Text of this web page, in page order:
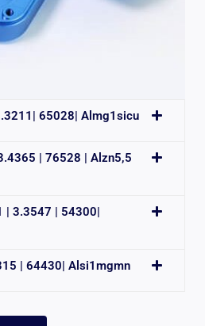
65028| Almg1sicu
| 76528 | Alzn5,5
| 3.3547 | 54300|
| 64430| Alsi1mgmn